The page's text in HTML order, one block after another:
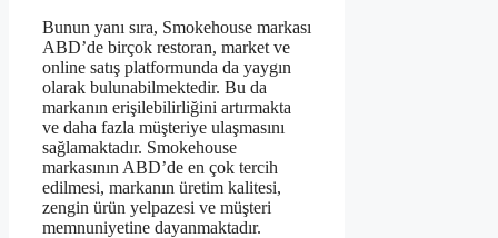
Bunun yanı sıra, Smokehouse markası
ABD’de birçok restoran, market ve
online satış platformunda da yaygın
olarak bulunabilmektedir. Bu da
markanın erişilebilirliğini artırmakta
ve daha fazla müşteriye ulaşmasını
sağlamaktadır. Smokehouse
markasının ABD’de en çok tercih
edilmesi, markanın üretim kalitesi,
zengin ürün yelpazesi ve müşteri
memnuniyetine dayanmaktadır.